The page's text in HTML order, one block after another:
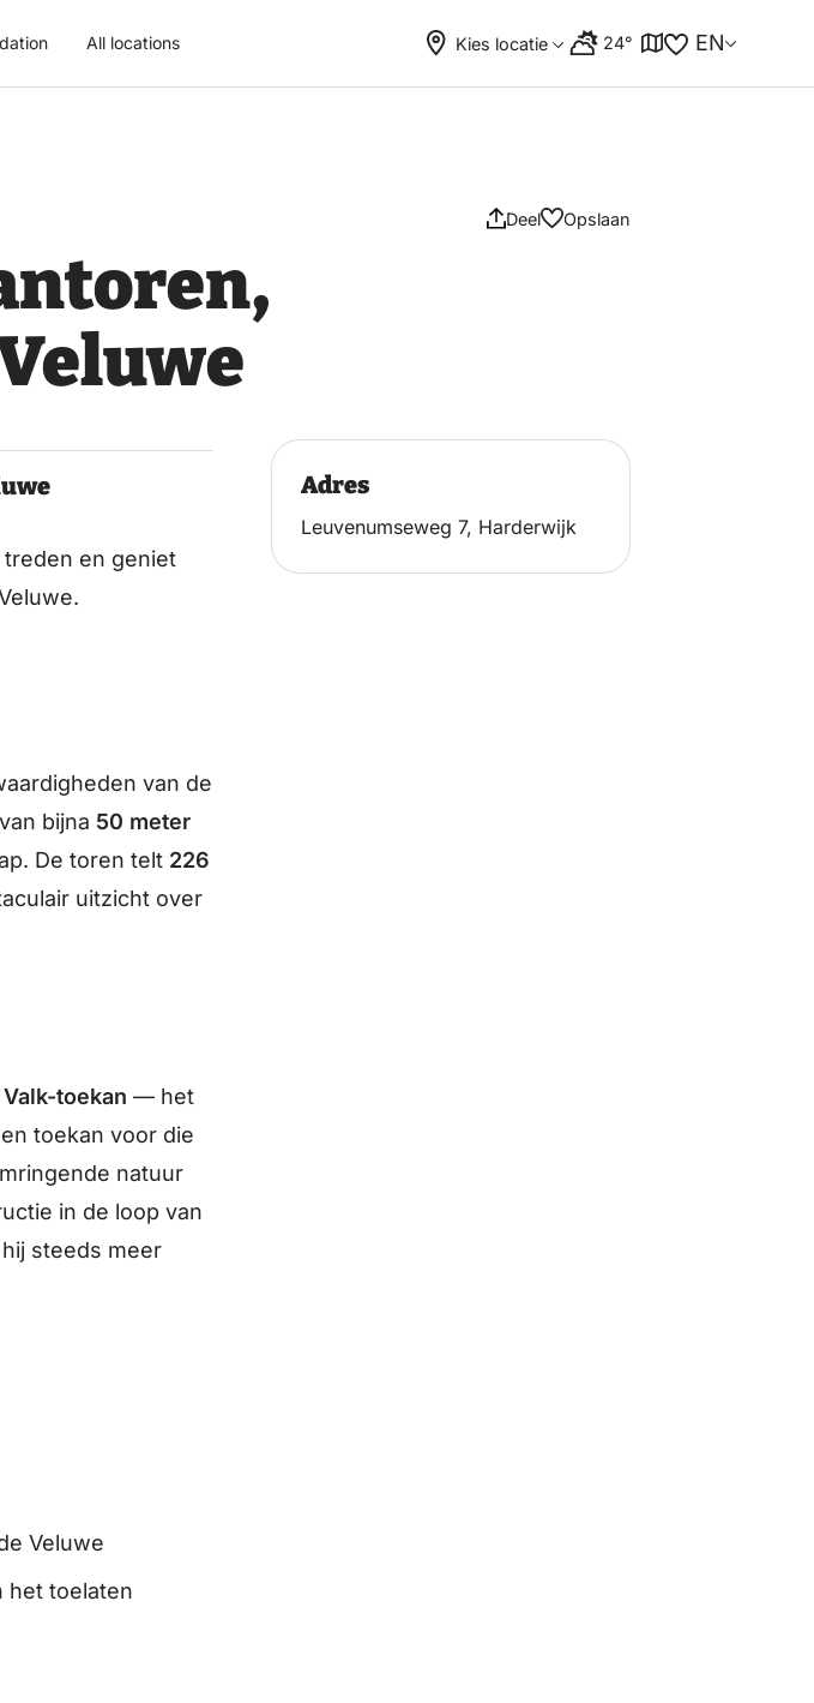
All locations Kies locatie 24° EN
Deel Opslaan
treden en geniet
van de
bijna 50 meter
De toren telt 226
uitzicht over
toekan — het
toekan voor die
natuur
in de loop van
steeds meer
Veluwe
het toelaten
Adres
Leuvenumseweg 7, Harderwijk